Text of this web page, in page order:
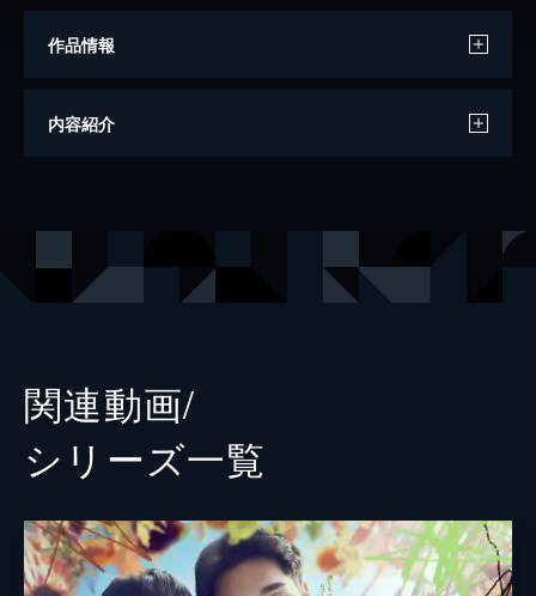
作品情報
脚本
レーベル 扶桑社ＢＯＯＫＳ文庫
内容紹介
関連動画/
シリーズ⼀覧